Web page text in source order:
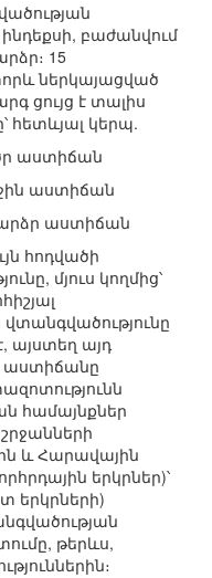
բաժանվում
15
ներկայացված
ցույց է տալիս
հետևյալ կերպ.
աստիճան
աստիճան
աստիճան
հոդվածի
մյուս կողմից՝
այստեղ այդ
աստիճանը
համայնքներ
և Հարավային
երկրներ)՝
երկրների)
թերևս,